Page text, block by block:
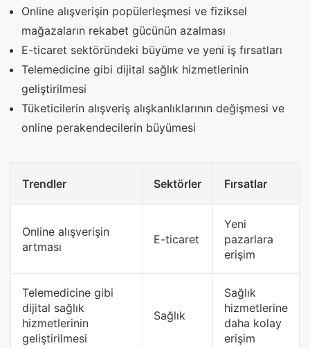
Online alışverişin popülerleşmesi ve fiziksel
mağazaların rekabet gücünün azalması
E-ticaret sektöründeki büyüme ve yeni iş fırsatları
Telemedicine gibi dijital sağlık hizmetlerinin
geliştirilmesi
Tüketicilerin alışveriş alışkanlıklarının değişmesi ve
online perakendecilerin büyümesi
Trendler Sektörler Fırsatlar
Online alışverişin
artması
E-ticaret
Yeni
pazarlara
erişim
Telemedicine gibi
dijital sağlık
hizmetlerinin
geliştirilmesi
Sağlık
Sağlık
hizmetlerine
daha kolay
erişim